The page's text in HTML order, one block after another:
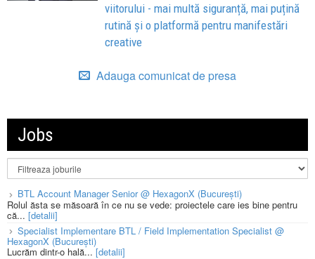
viitorului - mai multă siguranță, mai puțină
rutină și o platformă pentru manifestări
creative
Adauga comunicat de presa
Jobs
BTL Account Manager Senior @ HexagonX (București)
Rolul ăsta se măsoară în ce nu se vede: proiectele care ies bine pentru
că... [detalii]
Specialist Implementare BTL / Field Implementation Specialist @
HexagonX (București)
Lucrăm dintr-o hală...[detalii]